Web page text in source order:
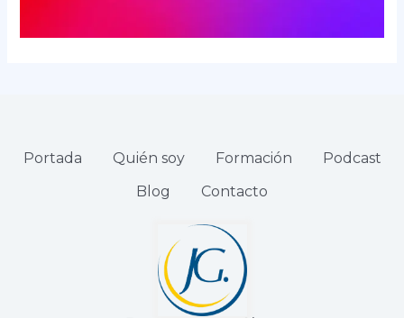
Portada Quién soy Formación
Podcast
Blog
Contacto